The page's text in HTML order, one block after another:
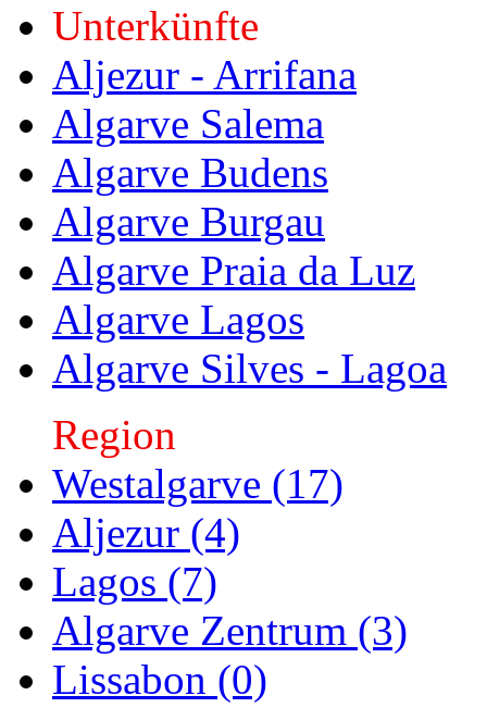
Unterkünfte
Aljezur - Arrifana
Algarve Salema
Algarve Budens
Algarve Burgau
Algarve Praia da Luz
Algarve Lagos
Algarve Silves - Lagoa
Region
Westalgarve (17)
Aljezur (4)
Lagos (7)
Algarve Zentrum (3)
Lissabon (0)